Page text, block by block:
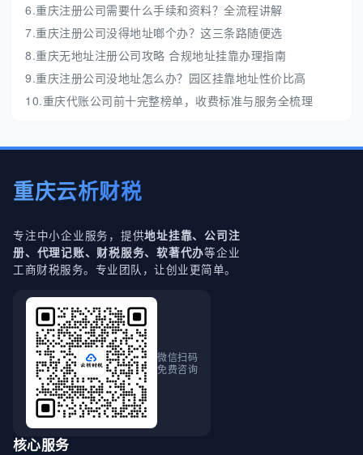
6.重庆注册公司需要什么手续和资料？全流程讲解
7.重庆注册公司没得地址啷个办？这三条路随便选
8.重庆无地址注册公司攻略 合规地址挂靠办理指南
9.重庆注册公司没地址怎么办？园区挂靠地址性价比高
10.重庆代账公司前十完整榜单，收费标准与服务全梳理
重庆云析财税
专注中小企业服务，提供地址挂靠、公司注
册、代理记账、财税服务、软著代办等企业
工商财税服务。专业团队，让创业更简单。
微信扫码
免费咨询
核心服务